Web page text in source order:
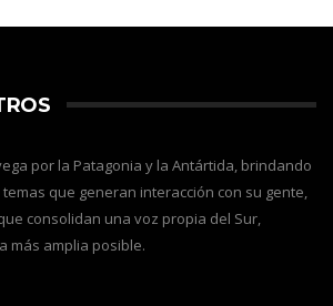
por la Patagonia y la Antártida, brindando
que generan interacción con su gente,
consolidan una voz propia del Sur,
más amplia posible.